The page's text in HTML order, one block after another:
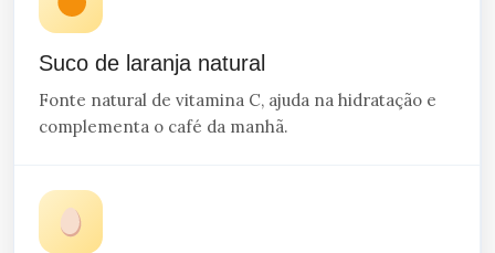
Suco de laranja natural
Fonte natural de vitamina C, ajuda na hidratação e
complementa o café da manhã.